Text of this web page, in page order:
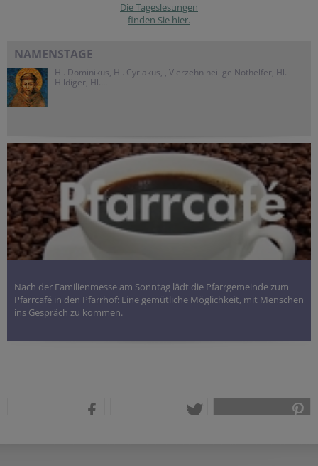
Die Tageslesungen
finden Sie hier.
NAMENSTAGE
Hl. Dominikus, Hl. Cyriakus, , Vierzehn heilige Nothelfer, Hl.
Hildiger, Hl....
Nach der Familienmesse am Sonntag lädt die Pfarrgemeinde zum
Pfarrcafé in den Pfarrhof: Eine gemütliche Möglichkeit, mit Menschen
ins Gespräch zu kommen.